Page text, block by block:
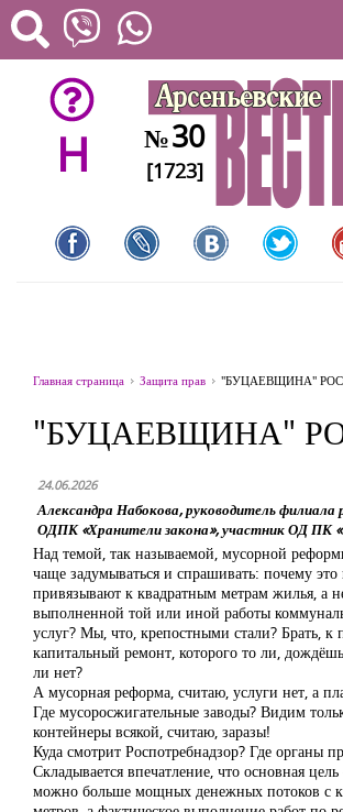
H №30
[1723]
Главная страница Защита прав "БУЦАЕВЩИНА"
"БУЦАЕВЩИНА"
24.06.2026
Александра Набокова, руководитель филиала
ОДПК «Хранители закона», участник ОД ПК
Над темой, так называемой, мусорной
чаще задумываться и спрашивать: почему это
привязывают к квадратным метрам жилья, а
выполненной той или иной работы
услуг? Мы, что, крепостными стали? Брать, к
капитальный ремонт, которого то ли,
ли нет?
А мусорная реформа, считаю, услуги нет, а
Где мусоросжигательные заводы? Видим
контейнеры всякой, считаю, заразы!
Куда смотрит Роспотребнадзор? Где органы
Складывается впечатление, что основная
можно больше мощных денежных потоков с